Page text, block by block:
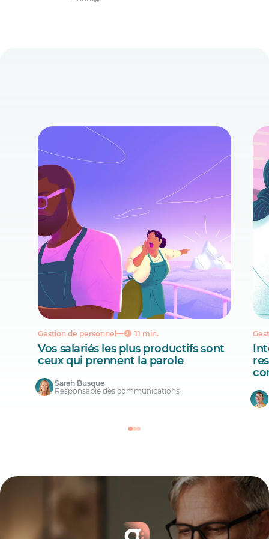
Gestion de personnel 11 min.
Vos salariés les plus productifs sont
ceux qui prennent la parole
Sarah Busque
Responsable des communications